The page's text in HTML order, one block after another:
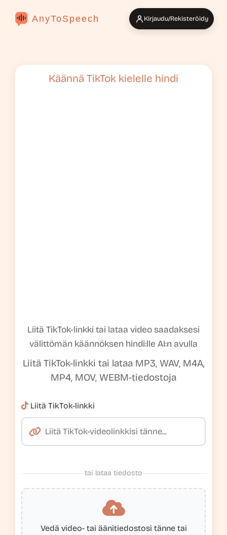
AnyToSpeech Kirjaudu/Rekisteröidy
Käännä TikTok kielelle hindi
Liitä TikTok-linkki tai lataa video saadaksesi
välittömän käännöksen hindi:lle AI:n avulla
Liitä TikTok-linkki tai lataa MP3, WAV, M4A,
MP4, MOV, WEBM-tiedostoja
Liitä TikTok-linkki
tai lataa tiedosto
Vedä video- tai äänitiedostosi tänne tai